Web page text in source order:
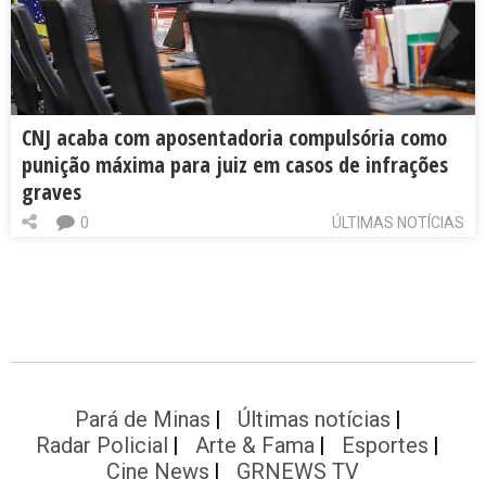
CNJ acaba com aposentadoria compulsória como
punição máxima para juiz em casos de infrações
graves
ÚLTIMAS NOTÍCIAS
0
Pará de Minas
Últimas notícias
Radar Policial
Arte & Fama
Esportes
Cine News
GRNEWS TV